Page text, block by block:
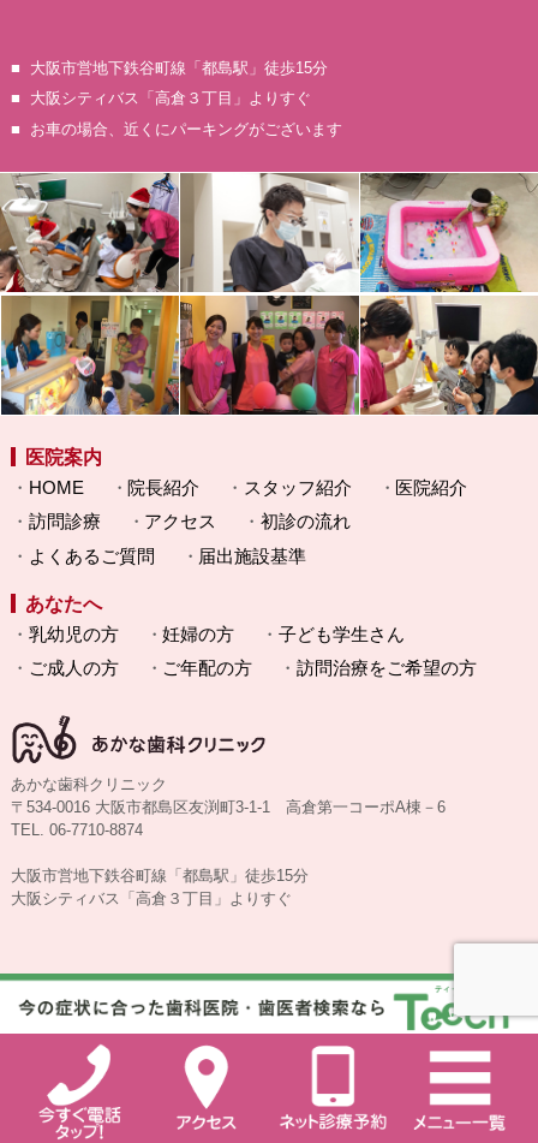
大阪市営地下鉄谷町線「都島駅」徒歩15分
大阪シティバス「高倉３丁目」よりすぐ
お車の場合、近くにパーキングがございます
医院案内
HOME 院長紹介 スタッフ紹介
医院紹介
訪問診療
アクセス
初診の流れ
よくあるご質問
届出施設基準
あなたへ
乳幼児の方 妊婦の方
子ども学生さん
ご成人の方
ご年配の方 訪問治療をご希望の方
あかな歯科クリニック
〒534-0016 大阪市都島区友渕町3-1-1 高倉第一コーポA棟－6
TEL. 06-7710-8874
大阪市営地下鉄谷町線「都島駅」徒歩15分
大阪シティバス「高倉３丁目」よりすぐ
Copyright © あかな歯科クリニック All Rights Reserved